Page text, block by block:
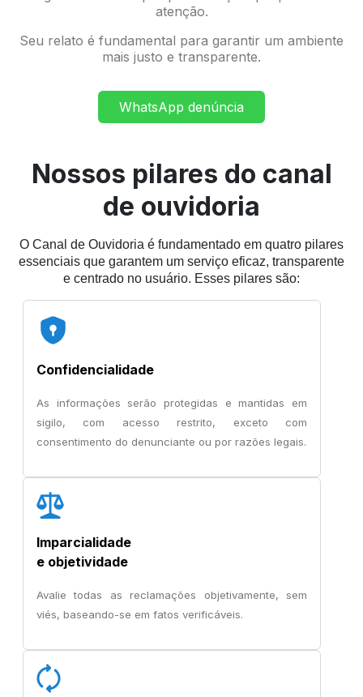
atenção.
Seu relato é fundamental para garantir um ambiente
mais justo e transparente.
WhatsApp denúncia
Nossos pilares do canal
de ouvidoria
O Canal de Ouvidoria é fundamentado em quatro pilares
essenciais que garantem um serviço eficaz, transparente
e centrado no usuário. Esses pilares são:
Confidencialidade
As informações serão protegidas e mantidas em
sigilo, com acesso restrito, exceto com
consentimento do denunciante ou por razões legais.
Imparcialidade
e objetividade
Avalie todas as reclamações objetivamente, sem
viés, baseando-se em fatos verificáveis.